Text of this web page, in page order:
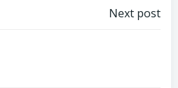
Next post